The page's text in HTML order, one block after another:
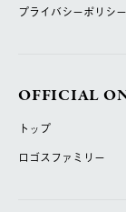
プライバシーポリシー
OFFICIAL
トップ
ロゴスファミリー